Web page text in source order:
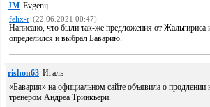
JM Evgenij
felix-r (22.06.2021 00:47)
Написано, что были так-же предложения от Жальгириса
определился и выбрал Баварию.
rishon63 Игаль
«Бавария» на официальном сайте объявила о продлении
тренером Андреа Тринкьери.